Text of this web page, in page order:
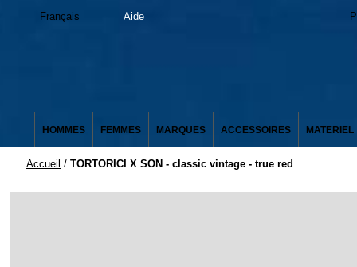
Français Aide
HOMMES FEMMES MARQUES ACCESSOIRES MATERIEL
Accueil / TORTORICI X SON - classic vintage - true red